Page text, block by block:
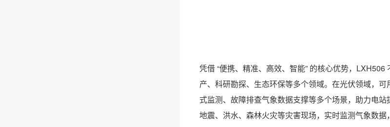
凭借 “便携、精准、高效、智能” 的核心优势，
产、科研勘探、生态环保等多个领域。在光伏领域，
式监测、故障排查气象数据支撑等多个场景，助力电
地震、洪水、森林火灾等灾害现场，实时监测气象数据